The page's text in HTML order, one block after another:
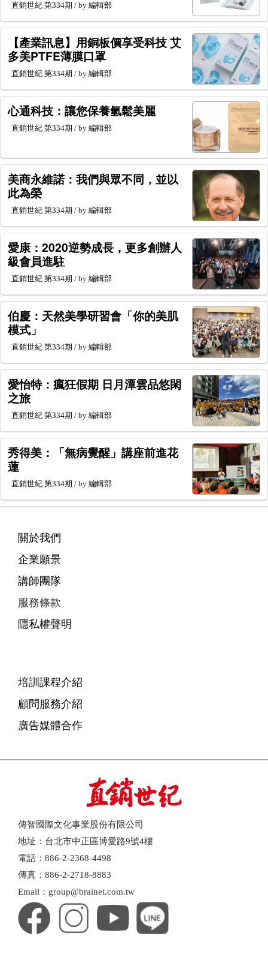
直銷世紀 第334期 / by 編輯部
【產業訊息】用銅板價享受科技 艾
多美PTFE薄膜口罩
直銷世紀 第334期 / by 編輯部
心通科技：讓您保養氫鬆美麗
直銷世紀 第334期 / by 編輯部
美商永維諾：我們與眾不同，並以
此為榮
直銷世紀 第334期 / by 編輯部
愛康：2020逆勢成長，更多創辦人
級會員進駐
直銷世紀 第334期 / by 編輯部
伯慶：天然美學研習會「你的美肌
模式」
直銷世紀 第334期 / by 編輯部
愛怡特：瘋狂假期 日月潭雲品悠閑
之旅
直銷世紀 第334期 / by 編輯部
秀得美：「無病覺醒」講座前進花
蓮
直銷世紀 第334期 / by 編輯部
關於我們
企業願景
講師團隊
服務條款
隱私權聲明
培訓課程介紹
顧問服務介紹
廣告媒體合作
傳智國際文化事業股份有限公司
地址：台北市中正區博愛路9號4樓
電話：886-2-2368-4498
傳真：886-2-2718-8883
Email：group@brainet.com.tw